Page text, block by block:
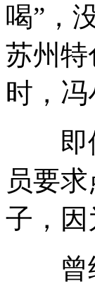
喝”，
苏州
时，
即使
员要
子，
曾经